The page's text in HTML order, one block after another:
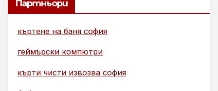
Партньори
къртене на баня софия
геймърски компютри
кърти чисти извозва софия